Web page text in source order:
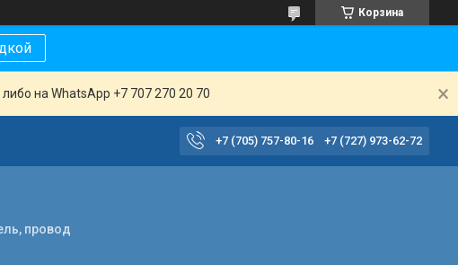
Корзина
на WhatsApp +7 707 270 20 70
+7 (705) 757-80-16 +7 (727) 973-62-72
провод